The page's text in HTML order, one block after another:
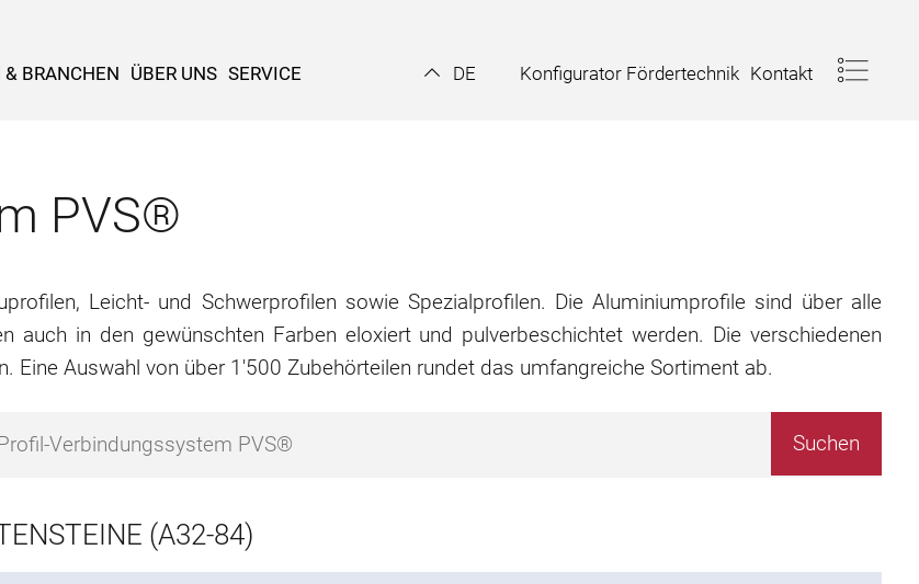
& BRANCHEN ÜBER UNS SERVICE DE Konfigurator Fördertechnik Kontakt
PVS®
Leicht- und Schwerprofilen sowie Spezialprofilen. Die Aluminiumprofile sind über alle
in den gewünschten Farben eloxiert und pulverbeschichtet werden. Die verschiedenen
Eine Auswahl von über 1'500 Zubehörteilen rundet das umfangreiche Sortiment ab.
(A32-84)